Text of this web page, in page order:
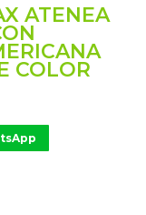
ATENEA
COLOR